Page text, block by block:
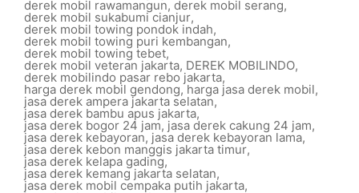
derek mobil rawamangun, derek mobil serang,
derek mobil sukabumi cianjur,
derek mobil towing pondok indah,
derek mobil towing puri kembangan,
derek mobil towing tebet,
derek mobil veteran jakarta, DEREK MOBILINDO,
derek mobilindo pasar rebo jakarta,
harga derek mobil gendong,harga jasa derek mobil,
jasa derek ampera jakarta selatan,
jasa derek bambu apus jakarta,
jasa derek bogor 24 jam, jasa derek cakung 24 jam,
jasa derek kebayoran, jasa derek kebayoran lama,
jasa derek kebon manggis jakarta timur,
jasa derek kelapa gading,
jasa derek kemang jakarta selatan,
jasa derek mobil cempaka putih jakarta,